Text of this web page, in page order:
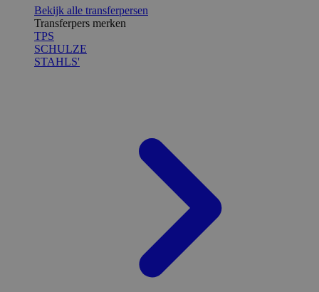
Bekijk alle transferpersen
Transferpers merken
TPS
SCHULZE
STAHLS'